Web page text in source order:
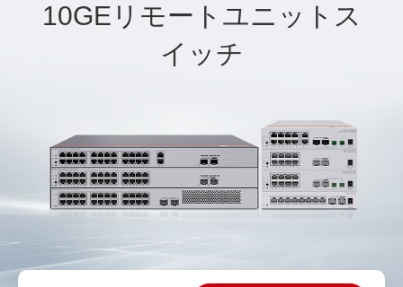
10GEリモートユニットス
イッチ